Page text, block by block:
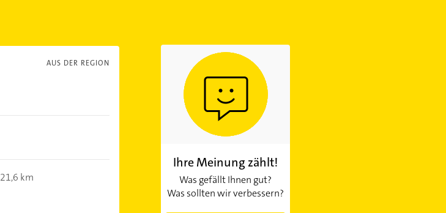
AUS DER REGION
21,6 km
Ihre Meinung zählt!
Was gefällt Ihnen gut?
Was sollten wir verbessern?